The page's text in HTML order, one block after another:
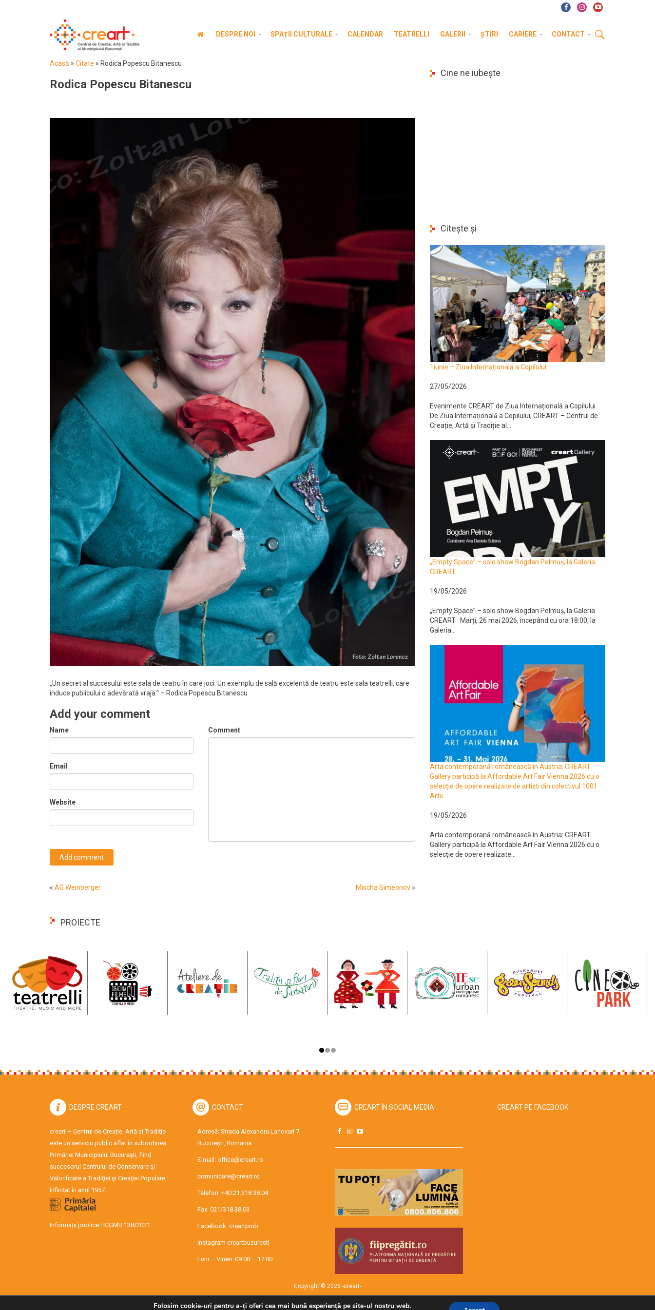
DESPRE NOI SPAȚII CULTURALE CALENDAR TEATRELLI GALERII ȘTIRI CARIERE CONTACT
Acasă » Citate » Rodica Popescu Bitanescu
Rodica Popescu Bitanescu
„Un secret al succesului este sala de teatru în care joci. Un exemplu de sală excelentă de teatru este sala teatrelli, care
induce publicului o adevărată vrajă.” – Rodica Popescu Bitanescu
Add your comment
Name
Email
Website
Comment
Add comment
« AG Weinberger Mischa Simeonov »
Cine ne iubește
Citește și
1iunie – Ziua Internațională a Copilului
27/05/2026
Evenimente CREART de Ziua Internațională a Copilului
De Ziua Internațională a Copilului, CREART – Centrul de
Creație, Artă și Tradiție al...
„Empty Space” – solo show Bogdan Pelmuș, la Galeria
CREART
19/05/2026
„Empty Space” – solo show Bogdan Pelmuș, la Galeria
CREART Marți, 26 mai 2026, începând cu ora 18:00, la
Galeria...
Arta contemporană românească în Austria: CREART
Gallery participă la Affordable Art Fair Vienna 2026 cu o
selecție de opere realizate de artiști din colectivul 1001
Arte
19/05/2026
Arta contemporană românească în Austria: CREART
Gallery participă la Affordable Art Fair Vienna 2026 cu o
selecție de opere realizate...
PROIECTE
DESPRE CREART
creart – Centrul de Creație, Artă și Tradiție
este un serviciu public aflat în subordinea
Primăriei Municipiului București, fiind
succesorul Centrului de Conservare şi
Valorificare a Tradiţiei şi Creaţiei Populare,
înființat în anul 1957.
Informații publice HCGMB 138/2021
CONTACT
Adresă: Strada Alexandru Lahovari 7,
București, Romania
E-mail: office@creart.ro
comunicare@creart.ro
Telefon: +40.21.318.38.04
Fax: 021/318.38.03
Facebook: creartpmb
Instagram creartbucuresti
Luni – Vineri: 09:00 – 17:00
CREART ÎN SOCIAL MEDIA CREART PE FACEBOOK
Copyright © 2026 -creart-
Folosim cookie-uri pentru a-ți oferi cea mai bună experiență pe site-ul nostru web.